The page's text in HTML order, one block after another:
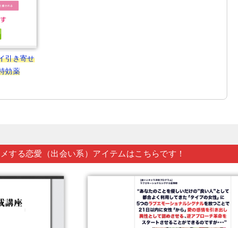
引き寄せ
効薬
する恋愛（出会い系）アイテムはこちらです！